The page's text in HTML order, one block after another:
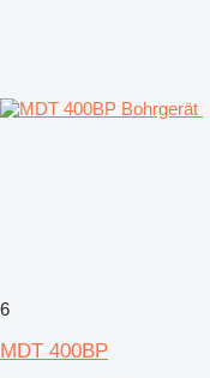
6
MDT 400BP